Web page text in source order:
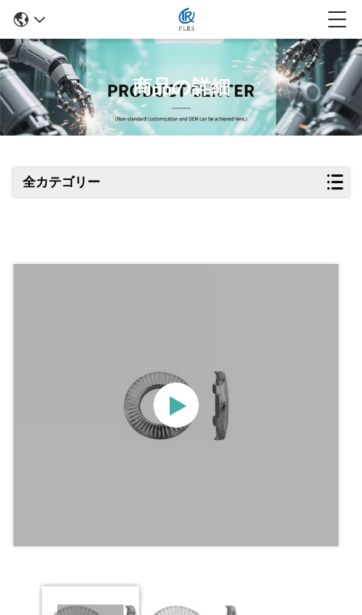
商品の詳細
全カテゴリー